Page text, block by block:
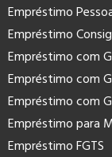
Empréstimo
Empréstimo
Empréstimo com
Empréstimo com
Empréstimo com
Empréstimo para
Empréstimo FGTS